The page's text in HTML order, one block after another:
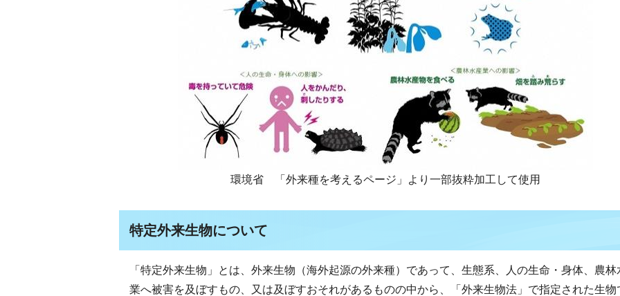
環境省 「外来種を考えるページ」より一部抜粋加工して使用
特定外来生物について
「特定外来生物」とは、外来生物（海外起源の外来種）であって、生態系、人の生命・身体、農林
業へ被害を及ぼすもの、又は及ぼすおそれがあるものの中から、「外来生物法」で指定された生物